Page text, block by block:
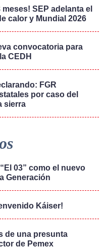
SEP adelanta el
calor y Mundial 2026
convocatoria para
CEDH
FGR
por caso del
sierra
03” como el nuevo
Generación
Káiser!
de una presunta
de Pemex